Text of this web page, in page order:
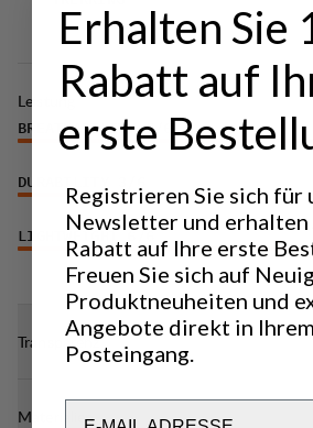
Leistung
BREATHABILITY 5/6
DURABILITY
LIGHTWEIGHT
Transparenz
Materialien
Erhalten Sie
Rabatt auf
erste
Registrieren Sie sich für
Newsletter und erhalten
Rabatt auf Ihre erste
Freuen Sie sich auf
Produktneuheiten und
Angebote direkt in Ihrem
Posteingang.